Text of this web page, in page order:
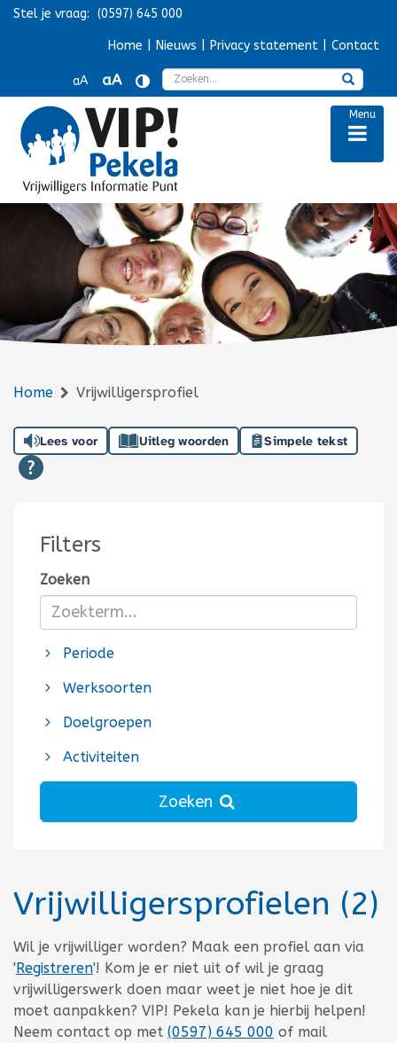
Navigatie overslaan
Stel je vraag: (0597) 645 000
Home Nieuws Privacy statement Contact
aA aA
Menu
Home Vrijwilligersprofiel
Lees voor Uitleg woorden Simpele tekst
Filters
Zoeken
Periode
Werksoorten
Doelgroepen
Activiteiten
Zoeken
Vrijwilligersprofielen (2)
Totaal aantal 2
Wil je vrijwilliger worden? Maak een profiel aan via
'Registreren'! Kom je er niet uit of wil je graag
vrijwilligerswerk doen maar weet je niet hoe je dit
moet aanpakken? VIP! Pekela kan je hierbij helpen!
Neem contact op met (0597) 645 000 of mail